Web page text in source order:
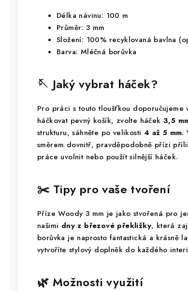
Délka návinu: 100 m
Průměr: 3 mm
Složení: 100% recyklovaná bavlna
Barva: Mléčná borůvka
🪡 Jaký vybrat háček?
Pro práci s touto tloušťkou doporučujeme
háčkovat pevný košík, zvolte háček 3,5
strukturu, sáhněte po velikosti 4 až 5 mm.
směrem dovnitř, pravděpodobně přízi
práce uvolnit nebo použít silnější háček.
✂️ Tipy pro vaše tvoření
Příze Woody 3 mm je jako stvořená pro
našimi dny z březové překližky, která
borůvka je naprosto fantastická a krásně
vytvoříte stylový doplněk do každého
🌿 Možnosti využití